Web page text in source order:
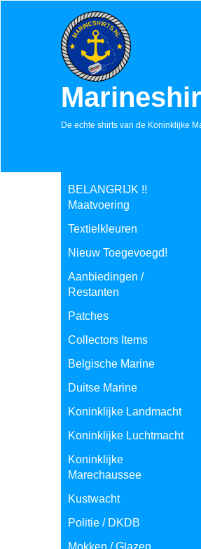
De echte shirts van de Koninklijke
BELANGRIJK !!
Maatvoering
Textielkleuren
Nieuw Toegevoegd!
Aanbiedingen /
Restanten
Patches
Collectors Items
Belgische Marine
Duitse Marine
Koninklijke Landmacht
Koninklijke Luchtmacht
Koninklijke
Marechaussee
Kustwacht
Politie / DKDB
Mokken / Glazen